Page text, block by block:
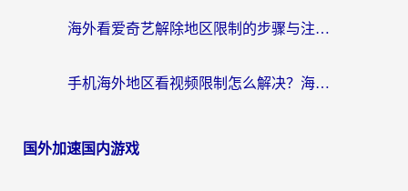
海外看爱奇艺解除地区限制的步骤与注意事项详解：留学生必看的无卡顿追剧指南
手机海外地区看视频限制怎么解决？海外党追剧看片的实用指南
国外加速国内游戏